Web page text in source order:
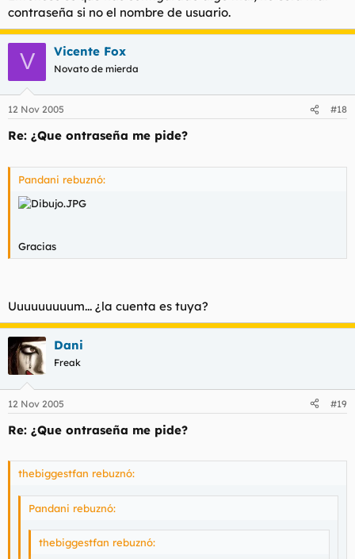
contraseña si no el nombre de usuario.
V Vicente Fox
Novato de mierda
12 Nov 2005 #18
Re: ¿Que ontraseña me pide?
Pandani rebuznó:
Gracias
Uuuuuuuuum... ¿la cuenta es tuya?
Dani
Freak
12 Nov 2005 #19
Re: ¿Que ontraseña me pide?
thebiggestfan rebuznó:
Pandani rebuznó:
thebiggestfan rebuznó: